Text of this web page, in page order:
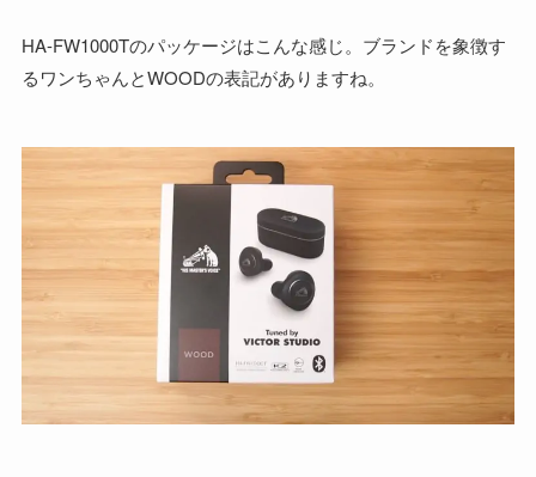
HA-FW1000Tのパッケージはこんな感じ。ブランドを象徴す
るワンちゃんとWOODの表記がありますね。